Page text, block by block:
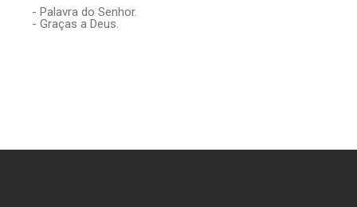
- Palavra do Senhor.
- Graças a Deus.